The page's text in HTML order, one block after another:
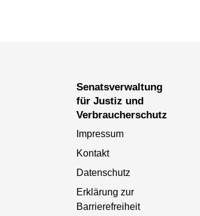
Senatsverwaltung
für Justiz und
Verbraucherschutz
Impressum
Kontakt
Datenschutz
Erklärung zur
Barrierefreiheit